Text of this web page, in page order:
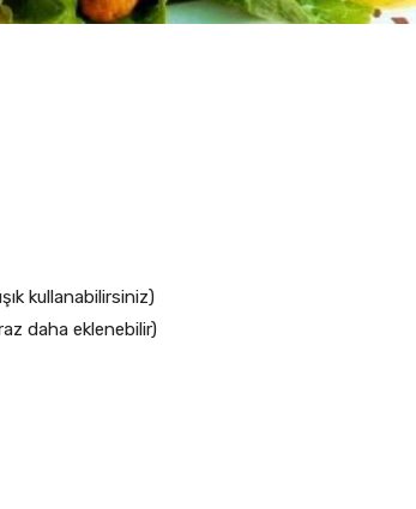
kullanabilirsiniz)
daha eklenebilir)